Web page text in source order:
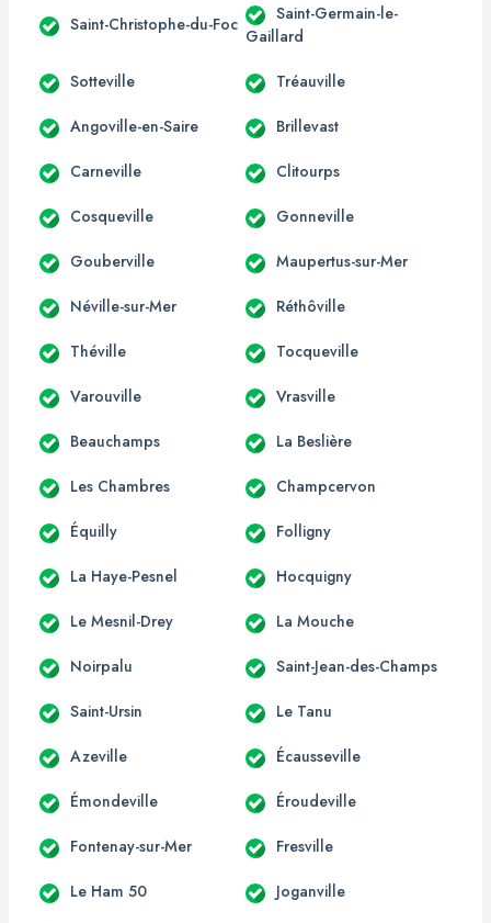
Saint-Christophe-du-Foc
Saint-Germain-le-
Gaillard
Sotteville Tréauville
Angoville-en-Saire Brillevast
Carneville Clitourps
Cosqueville Gonneville
Gouberville Maupertus-sur-Mer
Néville-sur-Mer Réthôville
Théville Tocqueville
Varouville Vrasville
Beauchamps La Beslière
Les Chambres Champcervon
Équilly Folligny
La Haye-Pesnel Hocquigny
Le Mesnil-Drey La Mouche
Noirpalu Saint-Jean-des-Champs
Saint-Ursin Le Tanu
Azeville Écausseville
Émondeville Éroudeville
Fontenay-sur-Mer Fresville
Le Ham 50 Joganville